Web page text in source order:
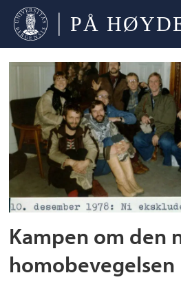
Tag:
dnf-
48
Kampen om den
homobevegelsen